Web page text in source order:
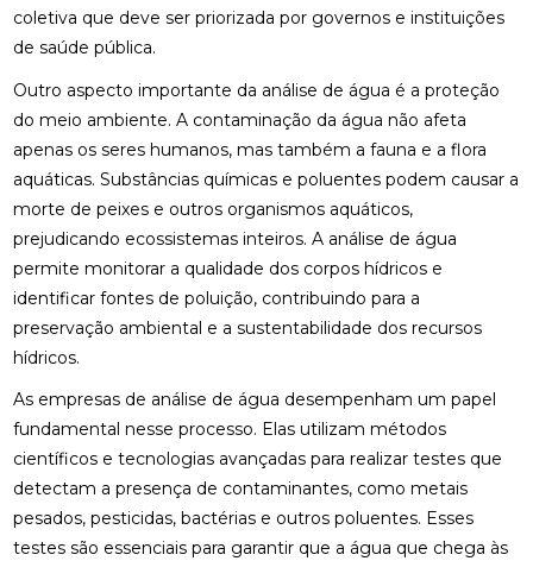
coletiva que deve ser priorizada por governos e instituições
de saúde pública.
Outro aspecto importante da análise de água é a proteção
do meio ambiente. A contaminação da água não afeta
apenas os seres humanos, mas também a fauna e a flora
aquáticas. Substâncias químicas e poluentes podem causar a
morte de peixes e outros organismos aquáticos,
prejudicando ecossistemas inteiros. A análise de água
permite monitorar a qualidade dos corpos hídricos e
identificar fontes de poluição, contribuindo para a
preservação ambiental e a sustentabilidade dos recursos
hídricos.
As empresas de análise de água desempenham um papel
fundamental nesse processo. Elas utilizam métodos
científicos e tecnologias avançadas para realizar testes que
detectam a presença de contaminantes, como metais
pesados, pesticidas, bactérias e outros poluentes. Esses
testes são essenciais para garantir que a água que chega às